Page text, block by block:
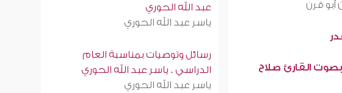
قرن
بصوت القارئ صلاح
عبد الله الحوري
ياسر عبد الله الحوري
رسائل وتوصيات بمناسبة العام
الدراسي . ياسر عبد الله الحوري
ياسر عبد الله الحوري